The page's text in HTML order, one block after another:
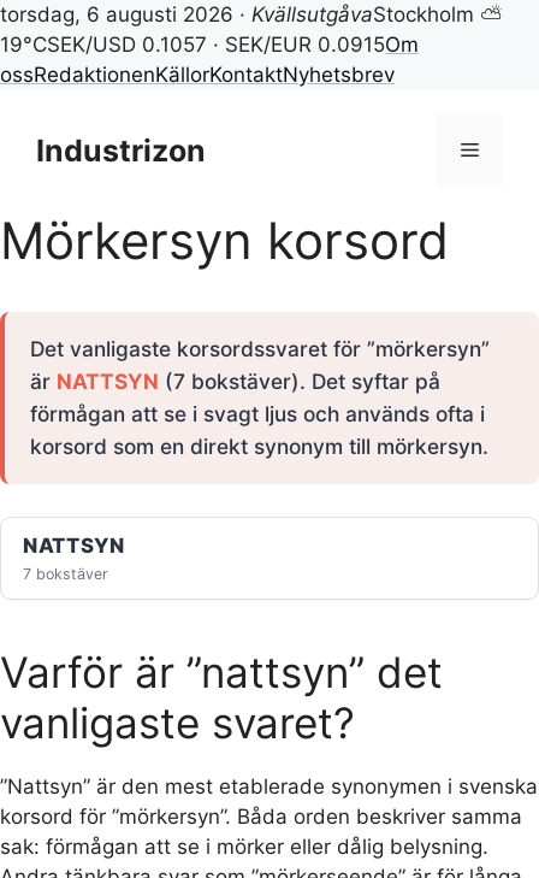
torsdag, 6 augusti 2026 · KvällsutgåvaStockholm ⛅
19°CSEK/USD 0.1057 · SEK/EUR 0.0915Om
ossRedaktionenKällorKontaktNyhetsbrev
innehållIndustrizon Meny
Mörkersyn korsord
Det vanligaste korsordssvaret för ”mörkersyn”
är NATTSYN (7 bokstäver). Det syftar på
förmågan att se i svagt ljus och används ofta i
korsord som en direkt synonym till mörkersyn.
NATTSYN
7 bokstäver
Varför är ”nattsyn” det
vanligaste svaret?
”Nattsyn” är den mest etablerade synonymen i svenska
korsord för ”mörkersyn”. Båda orden beskriver samma
sak: förmågan att se i mörker eller dålig belysning.